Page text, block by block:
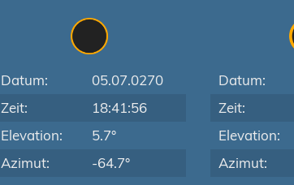
Datum:
05.07.0270
Zeit:
18:41:56
Elevation:
5.7°
Azimut:
-64.7°
Datum:
Zeit:
Elevation:
Azimut: